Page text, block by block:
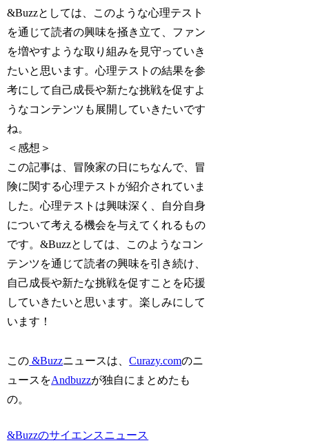
&Buzzとしては、このような心理テスト
を通じて読者の興味を掻き立て、ファン
を増やすような取り組みを見守っていき
たいと思います。心理テストの結果を参
考にして自己成長や新たな挑戦を促すよ
うなコンテンツも展開していきたいです
ね。
＜感想＞
この記事は、冒険家の日にちなんで、冒
険に関する心理テストが紹介されていま
した。心理テストは興味深く、自分自身
について考える機会を与えてくれるもの
です。&Buzzとしては、このようなコン
テンツを通じて読者の興味を引き続け、
自己成長や新たな挑戦を促すことを応援
していきたいと思います。楽しみにして
います！
この &Buzzニュースは、Curazy.comのニ
ュースをAndbuzzが独自にまとめたも
の。
&Buzzのサイエンスニュース